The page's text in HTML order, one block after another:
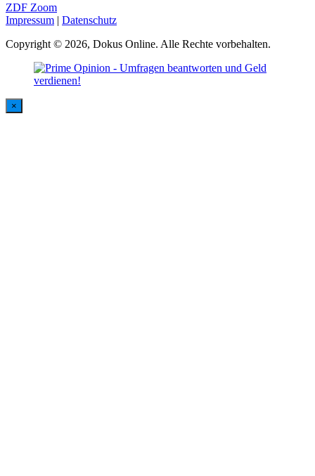
ZDF Zoom
Impressum | Datenschutz
Copyright © 2026, Dokus Online. Alle Rechte vorbehalten.
×